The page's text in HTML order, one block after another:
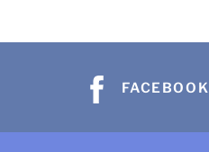
FACEBOOK